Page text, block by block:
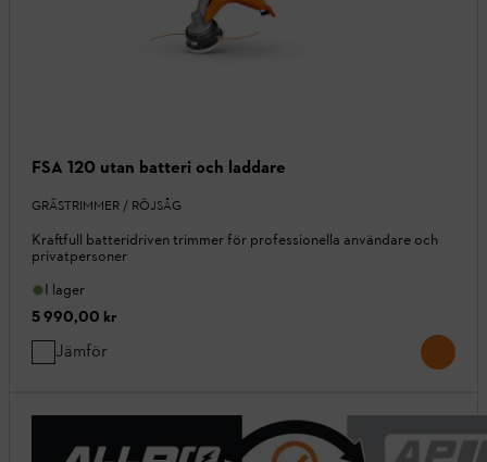
FSA 120 utan batteri och laddare
GRÄSTRIMMER / RÖJSÅG
Kraftfull batteridriven trimmer för professionella användare och
privatpersoner
I lager
5 990,00 kr
Jämför